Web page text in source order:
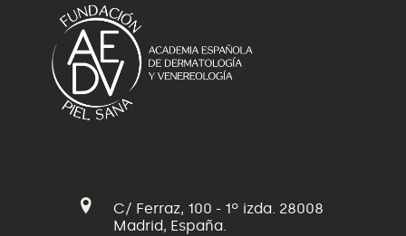
C/ Ferraz, 100 - 1º izda. 28008
Madrid, España.